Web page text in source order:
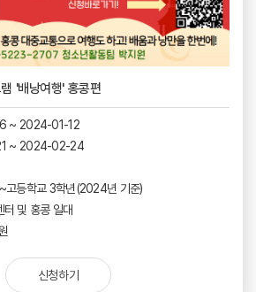
'배낭여행' 홍콩편
~ 2024-01-12
~ 2024-02-24
고등학교 3학년(2024년 기준)
터 및 홍콩 일대
신청하기